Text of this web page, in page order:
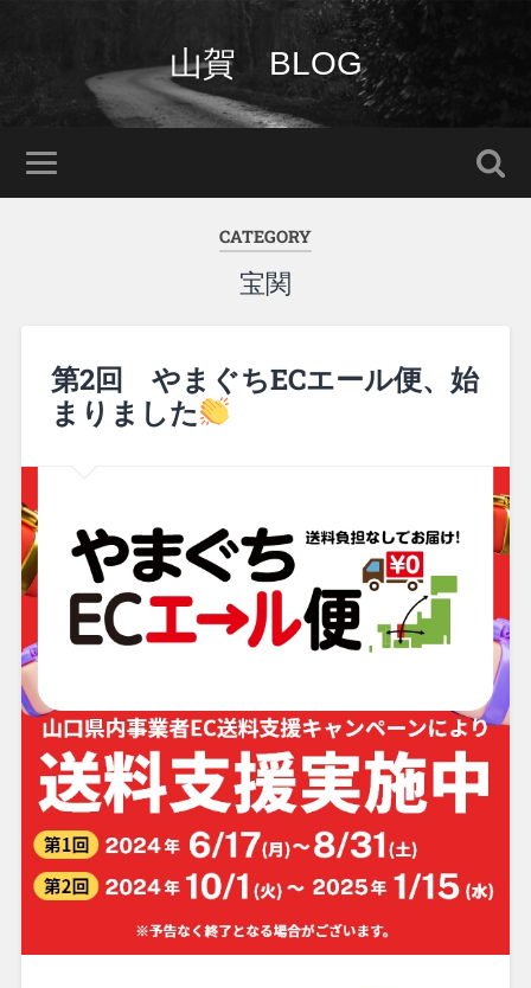
山賀 BLOG
CATEGORY
宝関
第2回 やまぐちECエール便、始
まりました